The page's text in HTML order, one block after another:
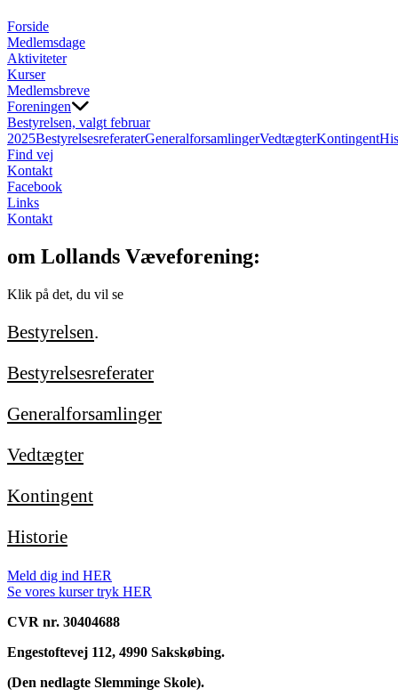
Forside
Medlemsdage
Aktiviteter
Kurser
Medlemsbreve
Foreningen
Bestyrelsen, valgt februar
2025BestyrelsesreferaterGeneralforsamlingerVedtægterKontingent
Find vej
Kontakt
Facebook
Links
Kontakt
om Lollands Væveforening:
Klik på det, du vil se
Bestyrelsen.
Bestyrelsesreferater
Generalforsamlinger
Vedtægter
Kontingent
Historie
Meld dig ind HER
Se vores kurser tryk HER
CVR nr. 30404688
Engestoftevej 112, 4990 Sakskøbing.
(Den nedlagte Slemminge Skole).